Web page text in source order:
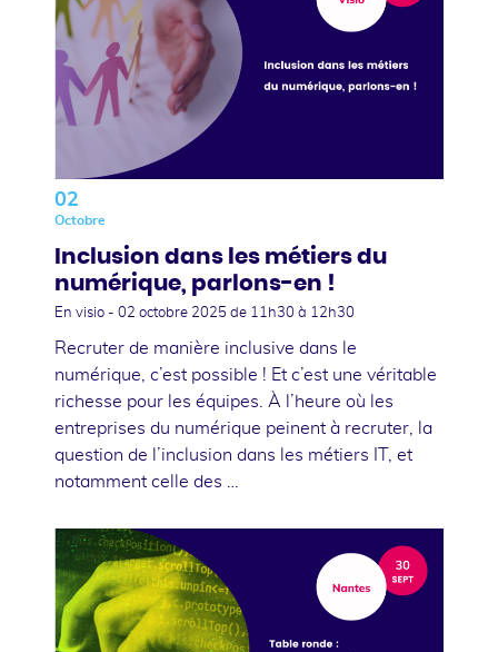
02
Octobre
Inclusion dans les métiers du
numérique, parlons-en !
En visio - 02 octobre 2025 de 11h30 à 12h30
Recruter de manière inclusive dans le
numérique, c’est possible ! Et c’est une véritable
richesse pour les équipes. À l’heure où les
entreprises du numérique peinent à recruter, la
question de l’inclusion dans les métiers IT, et
notamment celle des …